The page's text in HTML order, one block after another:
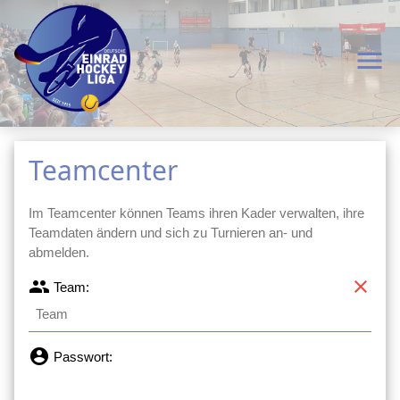
menu
Teamcenter
Im Teamcenter können Teams ihren Kader verwalten, ihre
Teamdaten ändern und sich zu Turnieren an- und
abmelden.
clear
group Team:
account_circle Passwort: